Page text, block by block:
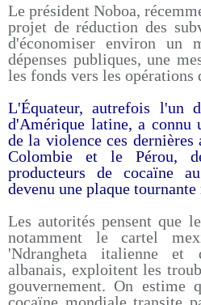
Le président Noboa,
projet de réduction des
d'économiser environ un
dépenses publiques, une
les fonds vers les opérations
L'Équateur, autrefois l'un
d'Amérique latine, a connu
de la violence ces dernières
Colombie et le Pérou,
producteurs de cocaïne
devenu une plaque
Les autorités pensent que
notamment le cartel
'Ndrangheta italienne et
albanais, exploitent les
gouvernement. On estime